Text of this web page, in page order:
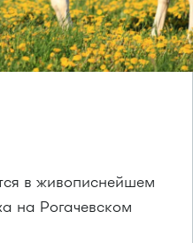
в живописнейшем
на Рогачевском